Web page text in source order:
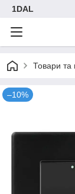
1DAL
Товари та
–10%